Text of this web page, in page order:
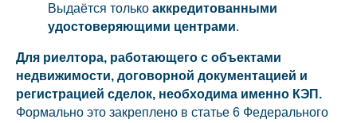
Выдаётся только аккредитованными
удостоверяющими центрами.
Для риелтора, работающего с объектами
недвижимости, договорной документацией и
регистрацией сделок, необходима именно КЭП.
Формально это закреплено в статье 6 Федерального